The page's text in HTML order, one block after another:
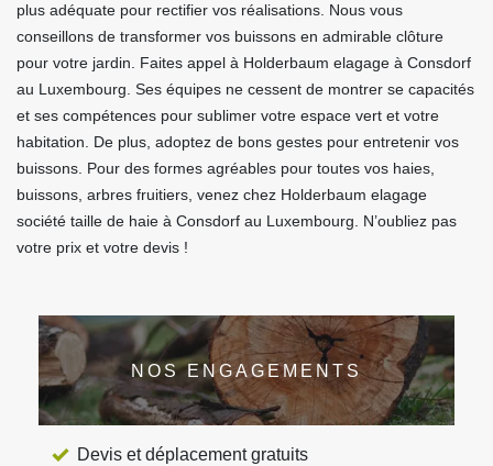
plus adéquate pour rectifier vos réalisations. Nous vous
conseillons de transformer vos buissons en admirable clôture
pour votre jardin. Faites appel à Holderbaum elagage à Consdorf
au Luxembourg. Ses équipes ne cessent de montrer se capacités
et ses compétences pour sublimer votre espace vert et votre
habitation. De plus, adoptez de bons gestes pour entretenir vos
buissons. Pour des formes agréables pour toutes vos haies,
buissons, arbres fruitiers, venez chez Holderbaum elagage
société taille de haie à Consdorf au Luxembourg. N’oubliez pas
votre prix et votre devis !
NOS ENGAGEMENTS
Devis et déplacement gratuits